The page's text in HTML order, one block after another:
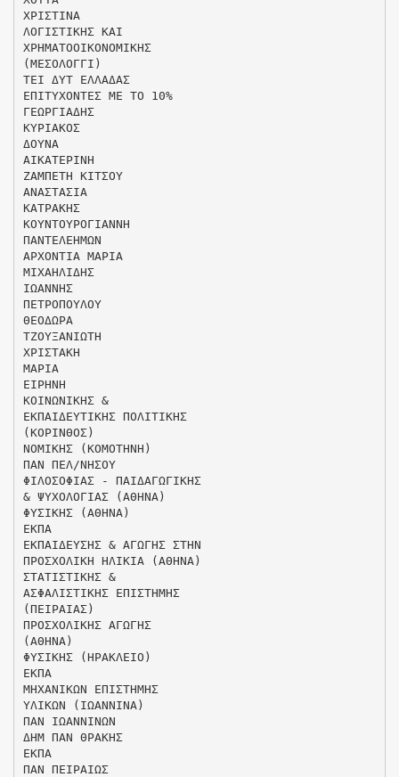
ΧΡΙΣΤΙΝΑ
ΛΟΓΙΣΤΙΚΗΣ ΚΑΙ
ΧΡΗΜΑΤΟΟΙΚΟΝΟΜΙΚΗΣ
(ΜΕΣΟΛΟΓΓΙ)
ΤΕΙ ΔΥΤ ΕΛΛΑΔΑΣ
ΕΠΙΤΥΧΟΝΤΕΣ ΜΕ ΤΟ 10%
ΓΕΩΡΓΙΑΔΗΣ
ΚΥΡΙΑΚΟΣ
ΔΟΥΝΑ
ΑΙΚΑΤΕΡΙΝΗ
ΖΑΜΠΕΤΗ ΚΙΤΣΟΥ
ΑΝΑΣΤΑΣΙΑ
ΚΑΤΡΑΚΗΣ
ΚΟΥΝΤΟΥΡΟΓΙΑΝΝΗ
ΠΑΝΤΕΛΕΗΜΩΝ
ΑΡΧΟΝΤΙΑ ΜΑΡΙΑ
ΜΙΧΑΗΛΙΔΗΣ
ΙΩΑΝΝΗΣ
ΠΕΤΡΟΠΟΥΛΟΥ
ΘΕΟΔΩΡΑ
ΤΖΟΥΞΑΝΙΩΤΗ
ΧΡΙΣΤΑΚΗ
ΜΑΡΙΑ
ΕΙΡΗΝΗ
ΚΟΙΝΩΝΙΚΗΣ &
ΕΚΠΑΙΔΕΥΤΙΚΗΣ ΠΟΛΙΤΙΚΗΣ
(ΚΟΡΙΝΘΟΣ)
ΝΟΜΙΚΗΣ (ΚΟΜΟΤΗΝΗ)
ΠΑΝ ΠΕΛ/ΝΗΣΟΥ
ΦΙΛΟΣΟΦΙΑΣ - ΠΑΙΔΑΓΩΓΙΚΗΣ
& ΨΥΧΟΛΟΓΙΑΣ (ΑΘΗΝΑ)
ΦΥΣΙΚΗΣ (ΑΘΗΝΑ)
ΕΚΠΑ
ΕΚΠΑΙΔΕΥΣΗΣ & ΑΓΩΓΗΣ ΣΤΗΝ
ΠΡΟΣΧΟΛΙΚΗ ΗΛΙΚΙΑ (ΑΘΗΝΑ)
ΣΤΑΤΙΣΤΙΚΗΣ &
ΑΣΦΑΛΙΣΤΙΚΗΣ ΕΠΙΣΤΗΜΗΣ
(ΠΕΙΡΑΙΑΣ)
ΠΡΟΣΧΟΛΙΚΗΣ ΑΓΩΓΗΣ
(ΑΘΗΝΑ)
ΦΥΣΙΚΗΣ (ΗΡΑΚΛΕΙΟ)
ΕΚΠΑ
ΜΗΧΑΝΙΚΩΝ ΕΠΙΣΤΗΜΗΣ
ΥΛΙΚΩΝ (ΙΩΑΝΝΙΝΑ)
ΠΑΝ ΙΩΑΝΝΙΝΩΝ
ΔΗΜ ΠΑΝ ΘΡΑΚΗΣ
ΕΚΠΑ
ΠΑΝ ΠΕΙΡΑΙΩΣ